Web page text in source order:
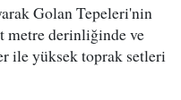
Golan Tepeleri'nin
metre derinliğinde ve
ile yüksek toprak setleri